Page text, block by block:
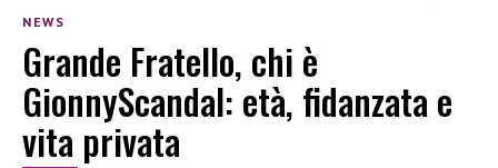
NEWS
Grande Fratello, chi è
GionnyScandal: età, fidanzata e
vita privata